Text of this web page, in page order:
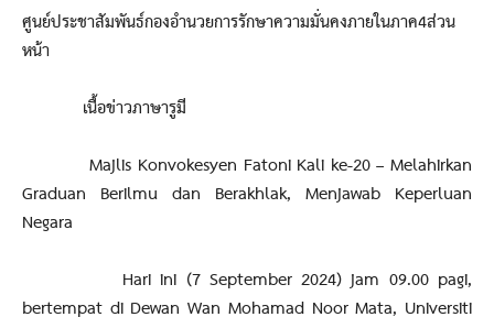
ศูนย์ประชาสัมพันธ์กองอำนวยการรักษาความมั่นคงภายในภาค4ส่วน
หน้า
เนื้อข่าวภาษารูมี
Majlis Konvokesyen Fatoni Kali ke-20 – Melahirkan
Graduan Berilmu dan Berakhlak, Menjawab Keperluan
Negara
Hari ini (7 September 2024) jam 09.00 pagi,
bertempat di Dewan Wan Mohamad Noor Mata, Universiti